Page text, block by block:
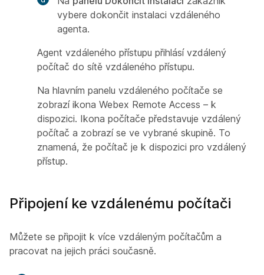
vybere dokončit instalaci vzdáleného
agenta.
Agent vzdáleného přístupu přihlásí vzdálený
počítač do sítě vzdáleného přístupu.
Na hlavním panelu vzdáleného počítače se
zobrazí ikona Webex Remote Access – k
dispozici. Ikona počítače představuje vzdálený
počítač a zobrazí se ve vybrané skupině. To
znamená, že počítač je k dispozici pro vzdálený
přístup.
Připojení ke vzdálenému počítači
Můžete se připojit k více vzdáleným počítačům a
pracovat na jejich práci současně.